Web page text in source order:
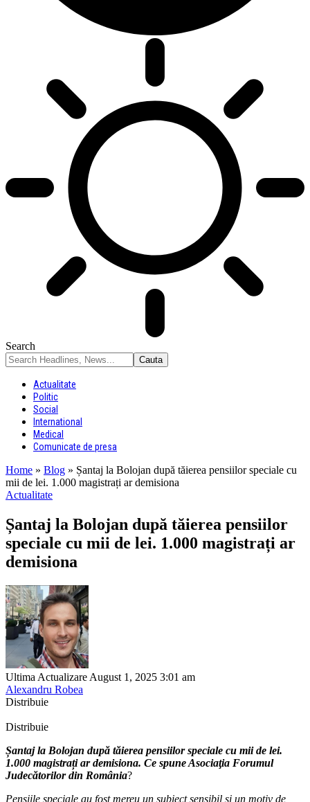
Search
Actualitate
Politic
Social
International
Medical
Comunicate de presa
Home » Blog » Șantaj la Bolojan după tăierea pensiilor speciale cu
mii de lei. 1.000 magistrați ar demisiona
Actualitate
Șantaj la Bolojan după tăierea pensiilor
speciale cu mii de lei. 1.000 magistrați ar
demisiona
Ultima Actualizare August 1, 2025 3:01 am
Alexandru Robea
Distribuie
Distribuie
Șantaj la Bolojan după tăierea pensiilor speciale cu mii de lei.
1.000 magistrați ar demisiona. Ce spune Asociaţia Forumul
Judecătorilor din România?
Pensiile speciale au fost mereu un subiect sensibil și un motiv de